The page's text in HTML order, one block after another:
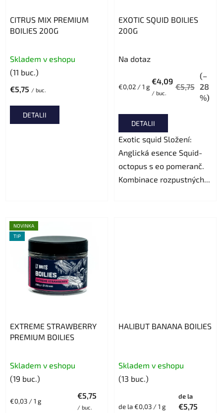
u
s
u
d
u
CITRUS MIX PREMIUM
BOILIES 200G
Skladem v eshopu
(11 buc.)
€5,75 / buc.
DETALII
EXOTIC SQUID BOILIES
200G
Na dotaz
€4,09
/ buc.
€5,75
(–
28
%)
Evaluare
€0,02 / 1 g
DETALII
Exotic squid Složení:
Anglická esence Squid-
octopus s eo pomeranč.
Kombinace rozpustných...
NOVINKA
TIP
EXTREME STRAWBERRY
PREMIUM BOILIES
Skladem v eshopu
(19 buc.)
€5,75
/ buc.
Evaluare
€0,03 / 1 g
HALIBUT BANANA BOILIES
Skladem v eshopu
(13 buc.)
de la
€5,75
Evaluare
de la €0,03 / 1 g